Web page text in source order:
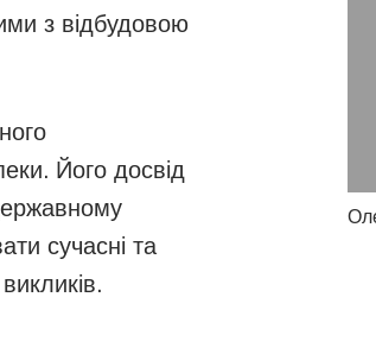
з відбудовою
Його досвід
сучасні та